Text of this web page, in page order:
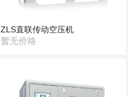
ZLS直联传动空压机
暂无价格